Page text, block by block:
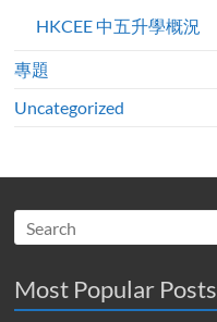
HKCEE 中五升學概況
專題
Uncategorized
Most Popular Posts